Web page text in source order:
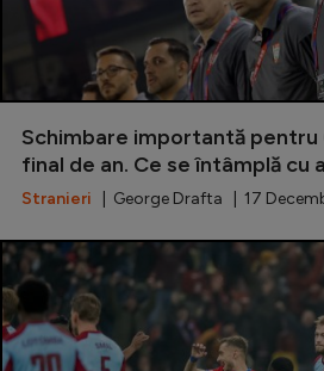
Schimbare importantă pentru
final de an. Ce se întâmplă cu
Stranieri | George Drafta | 17